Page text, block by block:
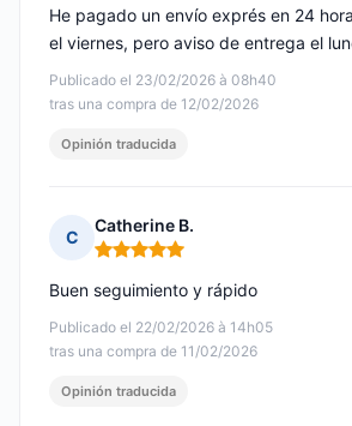
Publicado el 23/02/2026 à 08h40
tras una compra de 12/02/2026
He pagado un envío exprés en 24
el viernes, pero aviso de entrega el
Opinión traducida
C
Catherine B.
Nota: 5 de 5
Publicado el 22/02/2026 à 14h05
tras una compra de 11/02/2026
Buen seguimiento y rápido
Opinión traducida